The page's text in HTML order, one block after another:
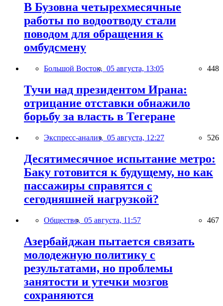
В Бузовна четырехмесячные
работы по водоотводу стали
поводом для обращения к
омбудсмену
Большой Восток, 05 августа, 13:05 448
Тучи над президентом Ирана:
отрицание отставки обнажило
борьбу за власть в Тегеране
Экспресс-анализ, 05 августа, 12:27 526
Десятимесячное испытание метро:
Баку готовится к будущему, но как
пассажиры справятся с
сегодняшней нагрузкой?
Общество, 05 августа, 11:57 467
Азербайджан пытается связать
молодежную политику с
результатами, но проблемы
занятости и утечки мозгов
сохраняются